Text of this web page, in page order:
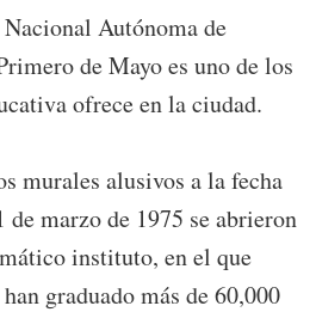
Autónoma de
de Mayo es uno de los
ofrece en la ciudad.
murales alusivos a la fecha
marzo de 1975 se abrieron
instituto, en el que
graduado más de 60,000